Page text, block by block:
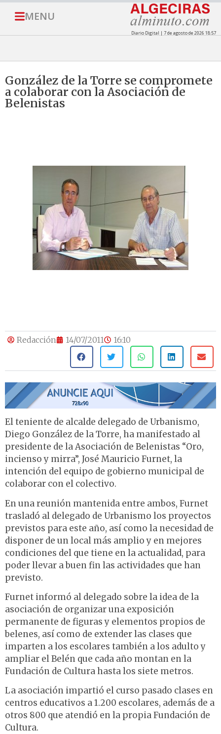
MENU
Diario Digital | 7 de agosto de 2026 18:57
González de la Torre se compromete
a colaborar con la Asociación de
Belenistas
Redacción 14/07/2011 16:10
El teniente de alcalde delegado de Urbanismo,
Diego González de la Torre, ha manifestado al
presidente de la Asociación de Belenistas “Oro,
incienso y mirra”, José Mauricio Furnet, la
intención del equipo de gobierno municipal de
colaborar con el colectivo.
En una reunión mantenida entre ambos, Furnet
trasladó al delegado de Urbanismo los proyectos
previstos para este año, así como la necesidad de
disponer de un local más amplio y en mejores
condiciones del que tiene en la actualidad, para
poder llevar a buen fin las actividades que han
previsto.
Furnet informó al delegado sobre la idea de la
asociación de organizar una exposición
permanente de figuras y elementos propios de
belenes, así como de extender las clases que
imparten a los escolares también a los adulto y
ampliar el Belén que cada año montan en la
Fundación de Cultura hasta los siete metros.
La asociación impartió el curso pasado clases en
centros educativos a 1.200 escolares, además de a
otros 800 que atendió en la propia Fundación de
Cultura.